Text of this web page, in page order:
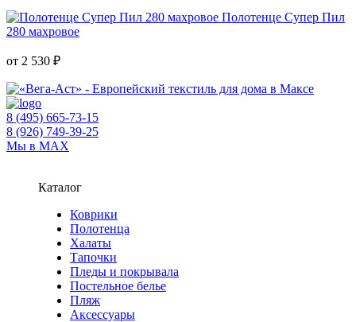
Полотенце Супер Пил
280 махровое
от 2 530 ₽
8 (495) 665-73-15
8 (926) 749-39-25
Мы в MAX
Каталог
Коврики
Полотенца
Халаты
Тапочки
Пледы и покрывала
Постельное белье
Пляж
Аксессуары